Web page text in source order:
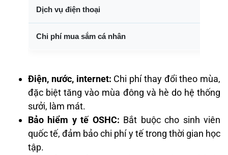
Dịch vụ điện thoại
Chi phí mua sắm cá nhân
Điện, nước, internet: Chi phí thay đổi theo mùa,
đặc biệt tăng vào mùa đông và hè do hệ thống
sưởi, làm mát.
Bảo hiểm y tế OSHC: Bắt buộc cho sinh viên
quốc tế, đảm bảo chi phí y tế trong thời gian học
tập.